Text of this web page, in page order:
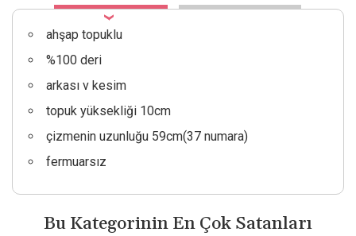
ahşap topuklu
%100 deri
arkası v kesim
topuk yüksekliği 10cm
çizmenin uzunluğu 59cm(37 numara)
fermuarsız
Bu Kategorinin En Çok Satanları